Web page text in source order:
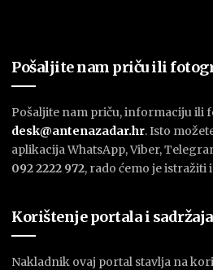
Pošaljite nam priču ili
Pošaljite nam priču, informaciju ili
desk@antenazadar.hr. Isto
aplikacija WhatsApp, Viber,
092 2222 972, rado ćemo je istražiti
Korištenje portala i sadržaja
Nakladnik ovaj portal stavlja na